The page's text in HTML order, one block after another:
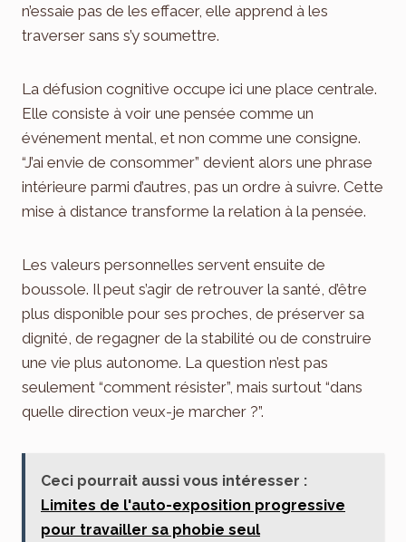
n’essaie pas de les effacer, elle apprend à les
traverser sans s’y soumettre.
La défusion cognitive occupe ici une place centrale.
Elle consiste à voir une pensée comme un
événement mental, et non comme une consigne.
“J’ai envie de consommer” devient alors une phrase
intérieure parmi d’autres, pas un ordre à suivre. Cette
mise à distance transforme la relation à la pensée.
Les valeurs personnelles servent ensuite de
boussole. Il peut s’agir de retrouver la santé, d’être
plus disponible pour ses proches, de préserver sa
dignité, de regagner de la stabilité ou de construire
une vie plus autonome. La question n’est pas
seulement “comment résister”, mais surtout “dans
quelle direction veux-je marcher ?”.
Ceci pourrait aussi vous intéresser :
Limites de l'auto-exposition progressive
pour travailler sa phobie seul